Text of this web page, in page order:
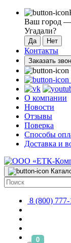
Ваш город —
Угадали?
Контакты
Заказать
О компании
Новости
Отзывы
Поверка
Способы
Доставка и
8 (800)
0